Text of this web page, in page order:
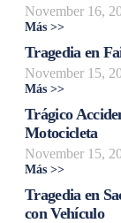
November 16,
Más >>
Tragedia en
November 15,
Más >>
Trágico
Motocicleta
November 15,
Más >>
Tragedia en
con Vehículo